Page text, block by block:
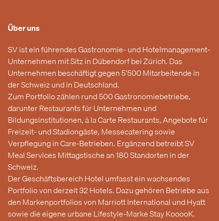
Über uns
SV ist ein führendes Gastronomie- und Hotelmanagement-
Unternehmen mit Sitz in Dübendorf bei Zürich. Das
Unternehmen beschäftigt gegen 5’500 Mitarbeitende in
der Schweiz und in Deutschland.
Zum Portfolio zählen rund 500 Gastronomiebetriebe,
darunter Restaurants für Unternehmen und
Bildungsinstitutionen, à la Carte Restaurants, Angebote für
Freizeit- und Stadiongäste, Messecatering sowie
Verpflegung in Care-Betrieben. Ergänzend betreibt SV
Meal Services Mittagstische an 180 Standorten in der
Schweiz.
Der Geschäftsbereich Hotel umfasst ein wachsendes
Portfolio von derzeit 32 Hotels. Dazu gehören Betriebe aus
den Markenportfolios von Marriott International und Hyatt
sowie die eigene urbane Lifestyle-Marke Stay KooooK.